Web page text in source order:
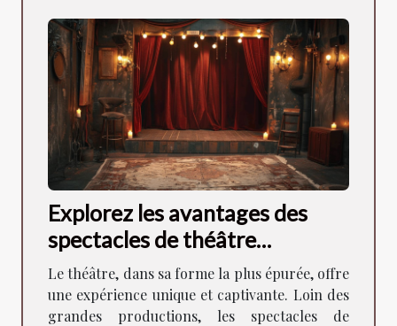
Explorez les avantages des
spectacles de théâtre
intimistes pour la
communauté locale
Le théâtre, dans sa forme la plus épurée, offre
une expérience unique et captivante. Loin des
grandes productions, les spectacles de